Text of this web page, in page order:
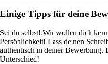
Einige Tipps für deine
Sei du selbst!:Wir wollen dich
Persönlichkeit! Lass deinen
authentisch in deiner Bewerbung.
Unterschied!